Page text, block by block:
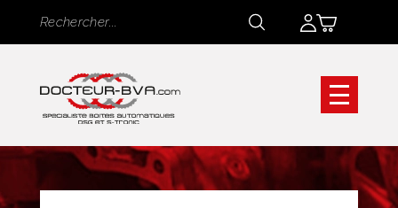
Rechercher
Rechercher